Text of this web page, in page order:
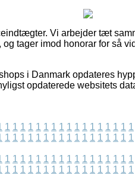
Vi arbejder tæt
tager imod honorar for så
i Danmark opdateres
opdaterede websitets
1 1 1 1 1 1 1 1 1 1 1 1 1 1 1 1 1
1 1 1 1 1 1 1 1 1 1 1 1 1 1 1 1 1
1 1 1 1 1 1 1 1 1 1 1 1 1 1 1 1 1
1 1 1 1 1 1 1 1 1 1 1 1 1 1 1 1 1